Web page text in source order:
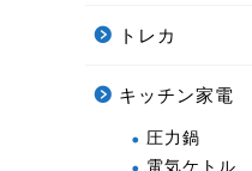
トレカ
キッチン家電
圧力鍋
電気ケトル